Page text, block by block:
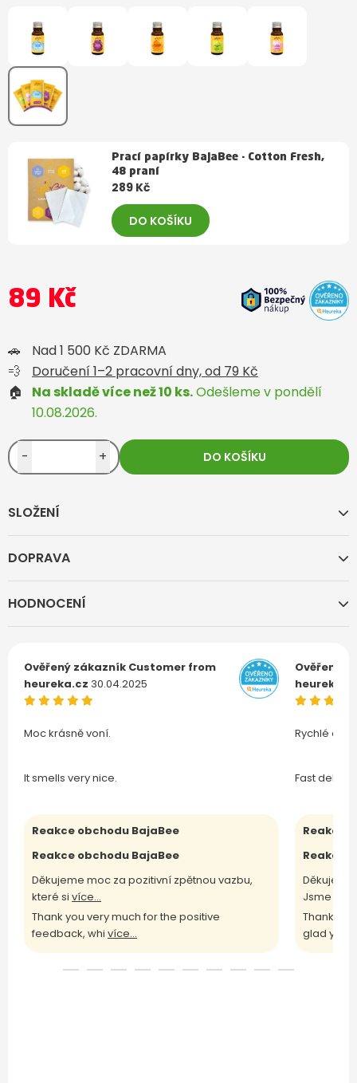
SLOŽENÍ
DOPRAVA
HODNOCENÍ
Ověřený zákazník Customer from
heureka.cz 30.04.2025
Moc krásně voní.
It smells very nice.
Reakce obchodu BajaBee
Reakce obchodu BajaBee
Děkujeme moc za pozitivní zpětnou vazbu,
které si více...
Thank you very much for the positive
feedback, whi více...
Ověřený
Rychlé
Fast
Reakce
Reakce
Jsme rádi
Thank
glad yo
Prací papírky BajaBee - Cotton Fresh,
48 praní
289 Kč
DO KOŠÍKU
89 Kč
🚗
Nad 1 500 Kč ZDARMA
💨
Doručení 1–2 pracovní dny, od 79 Kč
🏠
Na skladě více než 10 ks.Odešleme v pondělí
10.08.2026.
- + DO KOŠÍKU